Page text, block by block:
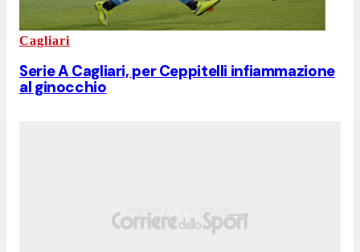
Cagliari
Serie A Cagliari, per Ceppitelli infiammazione
al ginocchio